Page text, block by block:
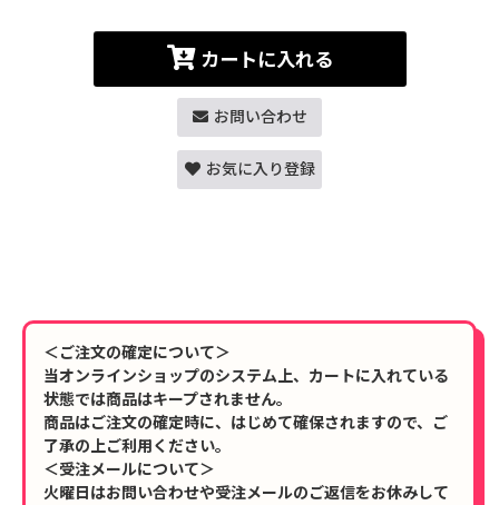
カートに入れる
お問い合わせ
お気に入り登録
＜ご注文の確定について＞
当オンラインショップのシステム上、カートに入れている
状態では商品はキープされません。
商品はご注文の確定時に、はじめて確保されますので、ご
了承の上ご利用ください。
＜受注メールについて＞
火曜日はお問い合わせや受注メールのご返信をお休みして